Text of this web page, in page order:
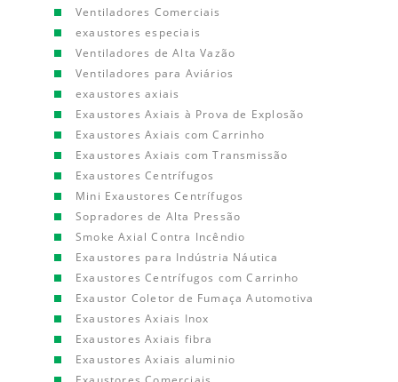
Ventiladores Comerciais
exaustores especiais
Ventiladores de Alta Vazão
Ventiladores para Aviários
exaustores axiais
Exaustores Axiais à Prova de Explosão
Exaustores Axiais com Carrinho
Exaustores Axiais com Transmissão
Exaustores Centrífugos
Mini Exaustores Centrífugos
Sopradores de Alta Pressão
Smoke Axial Contra Incêndio
Exaustores para Indústria Náutica
Exaustores Centrífugos com Carrinho
Exaustor Coletor de Fumaça Automotiva
Exaustores Axiais Inox
Exaustores Axiais fibra
Exaustores Axiais aluminio